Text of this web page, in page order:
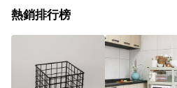
熱銷排行榜